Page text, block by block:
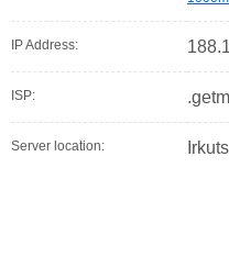
IP Address:
ISP:
Server location: